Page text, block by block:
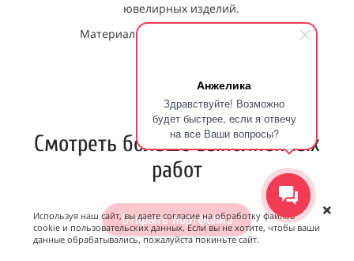
Анжелика
Здравствуйте! Возможно
будет быстрее, если я отвечу
на все Ваши вопросы?
ювелирных изделий.
Материалы: ЛДСП, МДФ, стекло 6 мм.
г. Воркута
Смотреть больше выполненных
работ
Открыть портфолио
Используя наш сайт, вы даете согласие на обработку файлов
cookie и пользовательских данных. Если вы не хотите, чтобы ваши
данные обрабатывались, пожалуйста покиньте сайт.